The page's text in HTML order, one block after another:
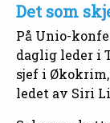
Det som
På Unio-
daglig leder i
sjef i
ledet av Siri